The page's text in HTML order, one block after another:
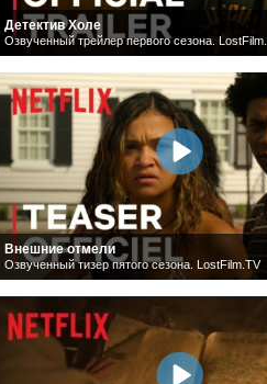
Детектив Холе
Озвученный трейлер первого сезона.
Внешние отмели
Озвученный тизер пятого сезона. LostFilm.TV